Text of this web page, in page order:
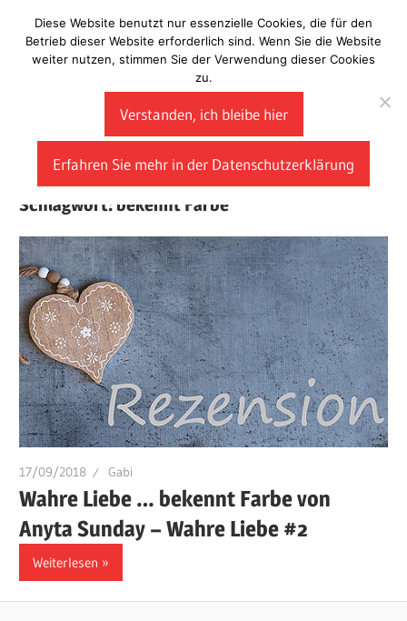
Inhalt
springen
Laberladen
Schlagwort: bekennt Farbe
17/09/2018 Gabi
Wahre Liebe … bekennt Farbe von
Anyta Sunday – Wahre Liebe #2
Weiterlesen
Diese Website benutzt nur essenzielle Cookies, die für den
Betrieb dieser Website erforderlich sind. Wenn Sie die Website
weiter nutzen, stimmen Sie der Verwendung dieser Cookies
zu.
Verstanden, ich bleibe hier
Erfahren Sie mehr in der Datenschutzerklärung